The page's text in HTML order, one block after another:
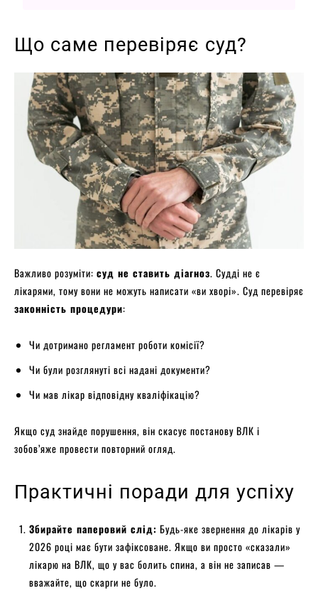
Що саме перевіряє суд?
Важливо розуміти: суд не ставить діагноз. Судді не є
лікарями, тому вони не можуть написати «ви хворі». Суд перевіряє
законність процедури:
Чи дотримано регламент роботи комісії?
Чи були розглянуті всі надані документи?
Чи мав лікар відповідну кваліфікацію?
Якщо суд знайде порушення, він скасує постанову ВЛК і
зобов’яже провести повторний огляд.
Практичні поради для успіху
Збирайте паперовий слід: Будь-яке звернення до лікарів у
2026 році має бути зафіксоване. Якщо ви просто «сказали»
лікарю на ВЛК, що у вас болить спина, а він не записав —
вважайте, що скарги не було.